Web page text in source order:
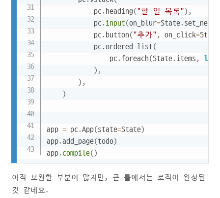
            pc
. heading("할 일 목록") ,
            pc
. input(on_blur=State.
            pc
. button("추가" , on_click=State
            pc
.ordered_list(
                pc
. foreach(State. items ,
) ,
) ,
)
app = pc.App(state=State)
app.add_page(todo)
app. compile()
아직 보완할 부분이 많지만, 큰 틀에서는 로직이 완성된
것 같네요.